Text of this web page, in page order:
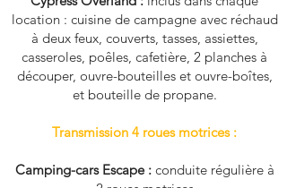
location : cuisine de campagne avec réchaud
à deux feux, couverts, tasses, assiettes,
casseroles, poêles, cafetière, 2 planches à
découper, ouvre-bouteilles et ouvre-boîtes,
et bouteille de propane.
Transmission 4 roues motrices :
Camping-cars Escape :conduite régulière à